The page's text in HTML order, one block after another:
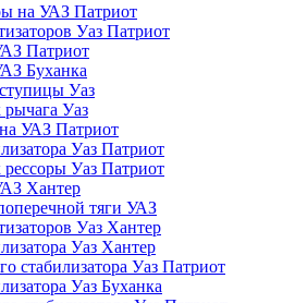
на УАЗ Патриот
Уаз Патриот
Патриот
Буханка
Уаз
Уаз
УАЗ Патриот
Уаз Патриот
Уаз Патриот
Хантер
тяги УАЗ
Уаз Хантер
Уаз Хантер
стабилизатора Уаз Патриот
Уаз Буханка